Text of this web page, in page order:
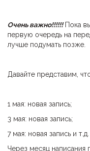
Очень важно!!!!!!Пока
первую очередь на
лучше подумать позже.
Давайте представим,
1 мая: новая запись;
3 мая: новая запись;
7 мая: новая запись и т.д.
Через месяц написания